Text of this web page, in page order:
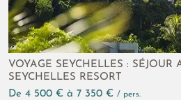
VOYAGE SEYCHELLES : SÉJOUR
SEYCHELLES RESORT
de 4 500 € à 7 350 € / pers.